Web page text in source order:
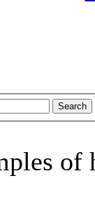
Search
of